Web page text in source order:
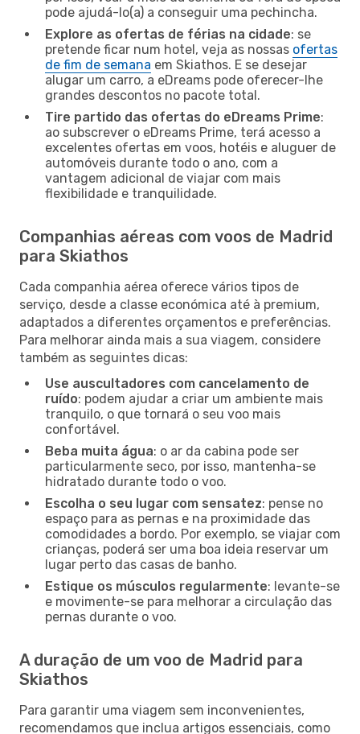
pode ajudá-lo(a) a conseguir uma pechincha.
Explore as ofertas de férias na cidade: se
pretende ficar num hotel, veja as nossas ofertas
de fim de semana em Skiathos. E se desejar
alugar um carro, a eDreams pode oferecer-lhe
grandes descontos no pacote total.
Tire partido das ofertas do eDreams Prime:
ao subscrever o eDreams Prime, terá acesso a
excelentes ofertas em voos, hotéis e aluguer de
automóveis durante todo o ano, com a
vantagem adicional de viajar com mais
flexibilidade e tranquilidade.
Companhias aéreas com voos de Madrid
para Skiathos
Cada companhia aérea oferece vários tipos de
serviço, desde a classe económica até à premium,
adaptados a diferentes orçamentos e preferências.
Para melhorar ainda mais a sua viagem, considere
também as seguintes dicas:
Use auscultadores com cancelamento de
ruído: podem ajudar a criar um ambiente mais
tranquilo, o que tornará o seu voo mais
confortável.
Beba muita água: o ar da cabina pode ser
particularmente seco, por isso, mantenha-se
hidratado durante todo o voo.
Escolha o seu lugar com sensatez: pense no
espaço para as pernas e na proximidade das
comodidades a bordo. Por exemplo, se viajar com
crianças, poderá ser uma boa ideia reservar um
lugar perto das casas de banho.
Estique os músculos regularmente: levante-se
e movimente-se para melhorar a circulação das
pernas durante o voo.
A duração de um voo de Madrid para
Skiathos
Para garantir uma viagem sem inconvenientes,
recomendamos que inclua artigos essenciais, como